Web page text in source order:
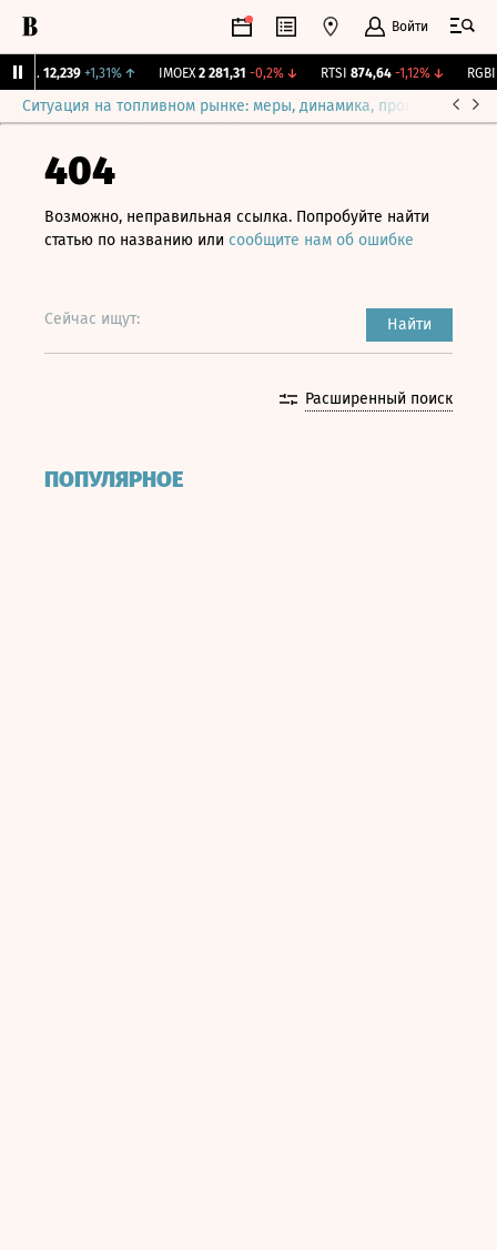
Войти
12,239 +1,31% ↑ IMOEX 2 281,31 -0,2%↓ RTSI 874,64 -1,12%↓ RGBI
Ситуация на топливном рынке: меры, динамика, прогнозы
404
Возможно, неправильная ссылка. Попробуйте найти
статью по названию или сообщите нам об ошибке
Сейчас ищут: Найти
Расширенный поиск
ПОПУЛЯРНОЕ